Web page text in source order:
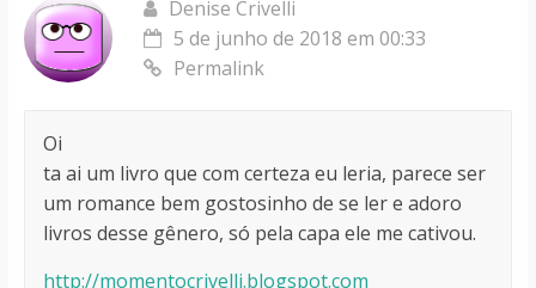
Denise Crivelli
5 de junho de 2018 em 00:33
Permalink
Oi
ta ai um livro que com certeza eu leria, parece ser
um romance bem gostosinho de se ler e adoro
livros desse gênero, só pela capa ele me cativou.
http://momentocrivelli.blogspot.com